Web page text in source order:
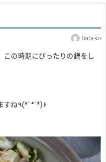
batako
この時期にぴったりの鍋をし
皆で囲って食べると身体が温まりますね٩(*´꒳`*)۶